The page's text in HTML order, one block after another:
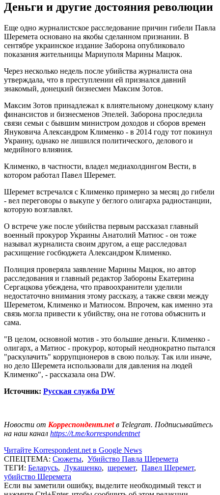
Деньги и другие достояния революции
Еще одно журналистское расследование причин гибели Павла
Шеремета основано на якобы сделанном признании. В
сентябре украинское издание Заборона опубликовало
показания жительницы Мариуполя Марины Мацюк.
Через несколько недель после убийства журналиста она
утверждала, что в преступлении ей признался давний
знакомый, донецкий бизнесмен Максим Зотов.
Максим Зотов принадлежал к влиятельному донецкому клану
финансистов и бизнесменов Эпелей. Заборона проследила
связи семьи с бывшим министром доходов и сборов времен
Януковича Александром Клименко - в 2014 году тот покинул
Украину, однако не лишился политического, делового и
медийного влияния.
Клименко, в частности, владел медиахолдингом Вести, в
котором работал Павел Шеремет.
Шеремет встречался с Клименко примерно за месяц до гибели
- вел переговоры о выкупе у беглого олигарха радиостанции,
которую возглавлял.
О встрече уже после убийства первым рассказал главный
военный прокурор Украины Анатолий Матиос - он тоже
называл журналиста своим другом, а еще расследовал
расхищение госбюджета Александром Клименко.
Полиция проверяла заявление Марины Мацюк, но автор
расследования и главный редактор Забороны Екатерина
Сергацкова убеждена, что правоохранители уделили
недостаточно внимания этому рассказу, а также связи между
Шереметом, Клименко и Матиосом. Впрочем, как именно эта
связь могла привести к убийству, она не готова объяснить и
сама.
"В целом, основной мотив - это большие деньги. Клименко -
олигарх, а Матиос - прокурор, который неоднократно пытался
"раскулачить" коррупционеров в свою пользу. Так или иначе,
но дело Шеремета использовали для давления на людей
Клименко", - рассказала она DW.
Источник: Русская служба DW
Новости от Корреспондент.netв Telegram. Подписывайтесь
на наш канал https://t.me/korrespondentnet
Читайте Korrespondent.net в Google News
СПЕЦТЕМА: Сюжеты, Убийство Павла Шеремета
ТЕГИ: Беларусь, Лукашенко, шеремет, Павел Шеремет,
убийство Шеремета
Если вы заметили ошибку, выделите необходимый текст и